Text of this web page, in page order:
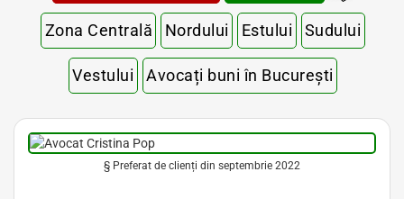
Zona Centrală Nordului Estului Sudului
Vestului Avocați buni în București
§ Preferat de clienți din septembrie 2022